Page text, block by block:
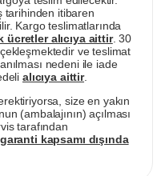
tarihinden itibaren
Kargo teslimatlarında
ücretler alıcıya aittir. 30
ve teslimat
nedeni ile iade
alıcıya aittir.
size en yakın
(ambalajının) açılması
tarafından
garanti kapsamı dışında